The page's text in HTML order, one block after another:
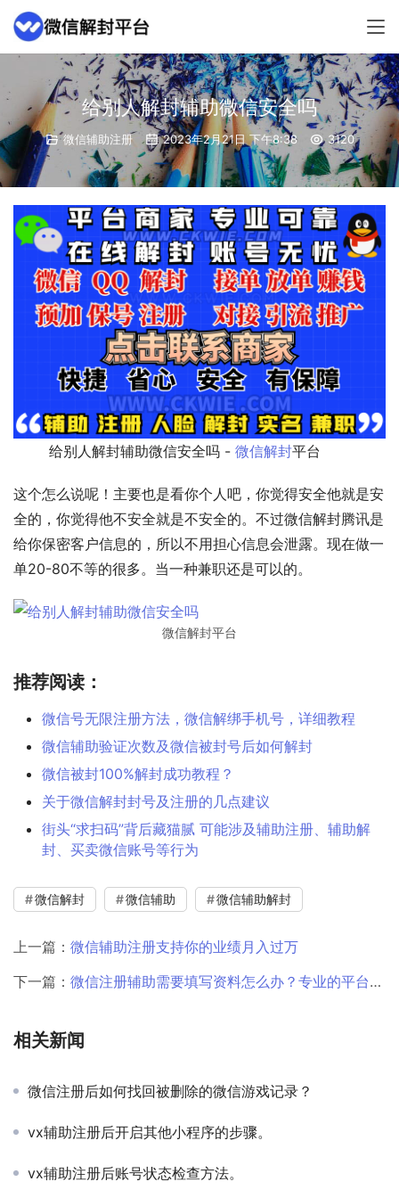
给别人解封辅助微信安全吗
微信辅助注册 2023年2月21日 下午8:38 3120
        给别人解封辅助微信安全吗 -
微信解封平台
这个怎么说呢！主要也是看你个人吧，你觉得安全他就是安
全的，你觉得他不安全就是不安全的。不过微信解封腾讯是
给你保密客户信息的，所以不用担心信息会泄露。现在做一
单20-80不等的很多。当一种兼职还是可以的。
微信解封平台
推荐阅读：
微信号无限注册方法，微信解绑手机号，详细教程
微信辅助验证次数及微信被封号后如何解封
微信被封100%解封成功教程？
关于微信解封封号及注册的几点建议
街头“求扫码”背后藏猫腻 可能涉及辅助注册、辅助解
封、买卖微信账号等行为
微信解封 微信辅助 微信辅助解封
上一篇： 微信辅助注册支持你的业绩月入过万
下一篇： 微信注册辅助需要填写资料怎么办？专业的平台教他你
相关新闻
微信注册后如何找回被删除的微信游戏记录？
vx辅助注册后开启其他小程序的步骤。
vx辅助注册后账号状态检查方法。